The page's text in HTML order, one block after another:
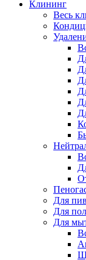
Клининг
Весь
Для
Для
Для